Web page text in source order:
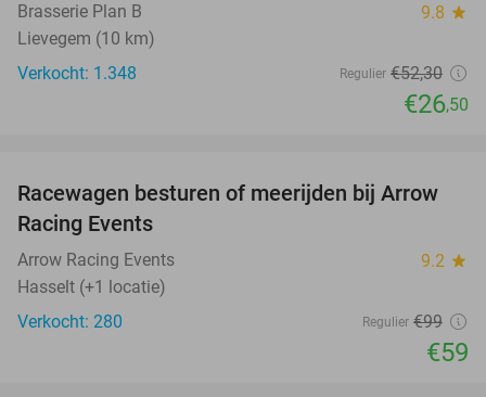
Brasserie Plan B 9.8 star
Lievegem (10 km)
Verkocht: 1.348
Regulier €52,30
€26,50
40%
Racewagen besturen of meerijden bij Arrow
Racing Events
Arrow Racing Events 9.2 star
Hasselt (+1 locatie)
Verkocht: 280
Regulier €99
€59